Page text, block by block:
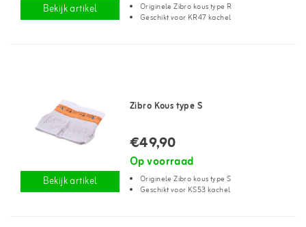
Bekijk artikel
Originele Zibro kous type R
Geschikt voor KR47 kachel
Bekijk artikel
Zibro Kous type S
€49,90
Op voorraad
Originele Zibro kous type S
Geschikt voor KS53 kachel